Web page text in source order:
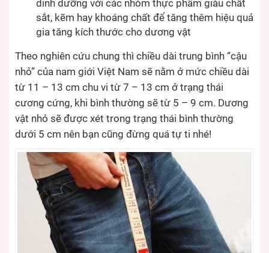
dinh dưỡng với các nhóm thực phẩm giàu chất
sắt, kẽm hay khoáng chất để tăng thêm hiệu quả
gia tăng kích thước cho dương vật
Theo nghiên cứu chung thì chiều dài trung bình “cậu
nhỏ” của nam giới Việt Nam sẽ nằm ở mức chiều dài
từ 11 – 13 cm chu vi từ 7 – 13 cm ở trạng thái
cương cứng, khi bình thường sẽ từ 5 – 9 cm. Dương
vật nhỏ sẽ được xét trong trạng thái bình thường
dưới 5 cm nên bạn cũng đừng quá tự ti nhé!